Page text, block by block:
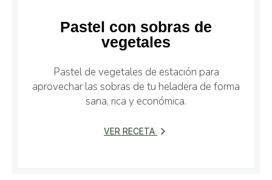
Pastel con sobras de
vegetales
Pastel de vegetales de estación para
aprovechar las sobras de tu heladera de forma
sana, rica y económica.
VER RECETA